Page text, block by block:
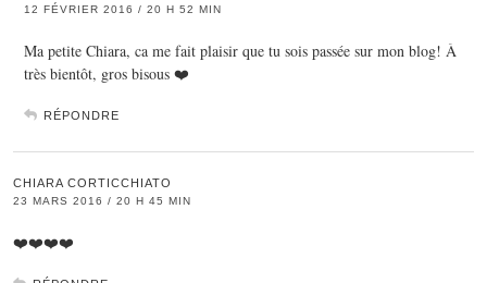
12 FÉVRIER 2016 / 20 H 52 MIN
Ma petite Chiara, ca me fait plaisir que tu sois passée sur mon blog! À
très bientôt, gros bisous ❤️
RÉPONDRE
CHIARA CORTICCHIATO
23 MARS 2016 / 20 H 45 MIN
❤️❤️❤️❤️